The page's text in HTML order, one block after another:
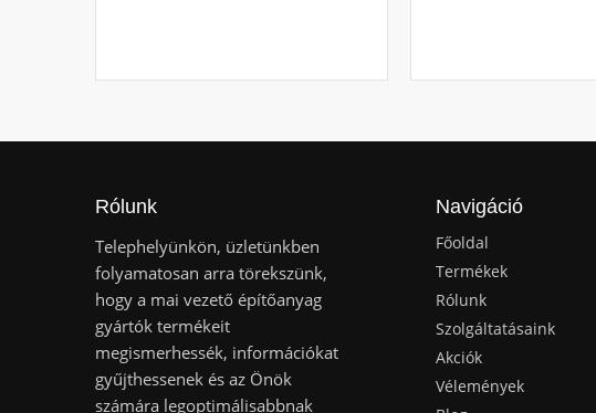
Rólunk
Telephelyünkön, üzletünkben
folyamatosan arra törekszünk,
hogy a mai vezető építőanyag
gyártók termékeit
megismerhessék, információkat
gyűjthessenek és az Önök
számára legoptimálisabbnak
Navigáció
Főoldal
Termékek
Rólunk
Szolgáltatásaink
Akciók
Vélemények